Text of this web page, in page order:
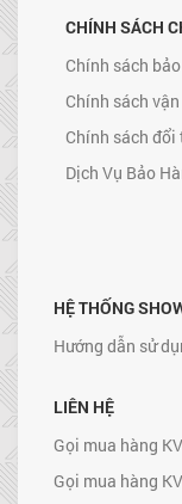
CHÍNH SÁCH
Chính sách
Chính sách
Chính sách đổi
Dịch Vụ Bảo
HỆ THỐNG
Hướng dẫn sử
LIÊN HỆ
Gọi mua hàng
Gọi mua hàng